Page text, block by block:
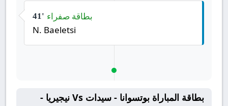
41' بطاقة صفراء
N. Baeletsi
بطاقة المباراة بوتسوانا - سيدات Vs نيجيريا -